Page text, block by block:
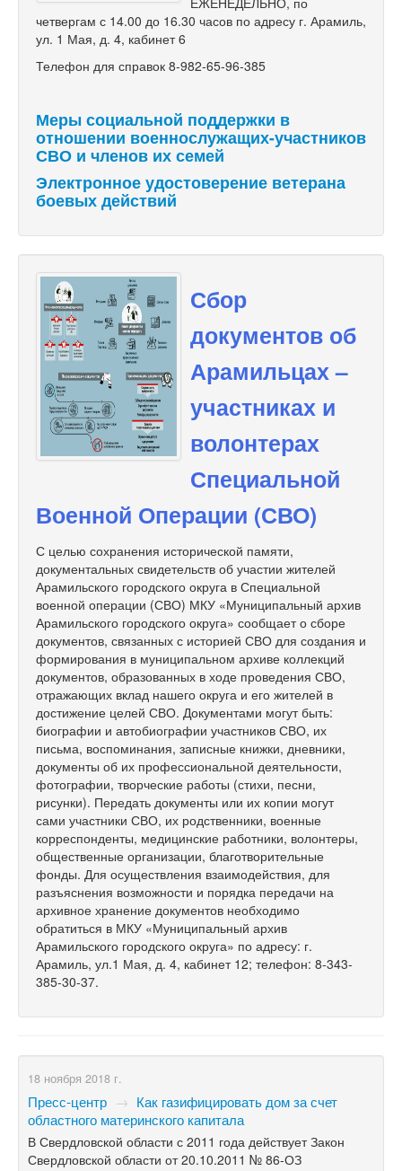
четвергам с 14.00 до 16.30 часов по адресу г. Арамиль,
ул. 1 Мая, д. 4, кабинет 6
Телефон для справок 8-982-65-96-385
Меры социальной поддержки в
отношении военнослужащих-участников
СВО и членов их семей
Электронное удостоверение ветерана
боевых действий
Сбор
документов об
Арамильцах –
участниках и
волонтерах
Специальной
Военной Операции (СВО)
С целью сохранения исторической памяти,
документальных свидетельств об участии жителей
Арамильского городского округа в Специальной
военной операции (СВО) МКУ «Муниципальный архив
Арамильского городского округа» сообщает о сборе
документов, связанных с историей СВО для создания и
формирования в муниципальном архиве коллекций
документов, образованных в ходе проведения СВО,
отражающих вклад нашего округа и его жителей в
достижение целей СВО. Документами могут быть:
биографии и автобиографии участников СВО, их
письма, воспоминания, записные книжки, дневники,
документы об их профессиональной деятельности,
фотографии, творческие работы (стихи, песни,
рисунки). Передать документы или их копии могут
сами участники СВО, их родственники, военные
корреспонденты, медицинские работники, волонтеры,
общественные организации, благотворительные
фонды. Для осуществления взаимодействия, для
разъяснения возможности и порядка передачи на
архивное хранение документов необходимо
обратиться в МКУ «Муниципальный архив
Арамильского городского округа» по адресу: г.
Арамиль, ул.1 Мая, д. 4, кабинет 12; телефон: 8-343-
385-30-37.
18 ноября 2018 г.
Пресс-центр → Как газифицировать дом за счет
областного материнского капитала
В Свердловской области с 2011 года действует Закон
Свердловской области от 20.10.2011 № 86-ОЗ